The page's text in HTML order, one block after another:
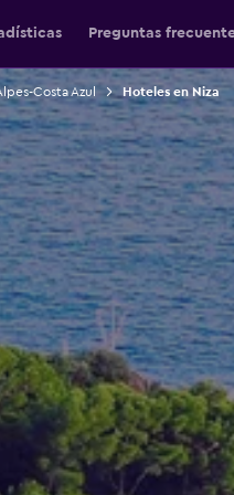
Preguntas
Costa Azul Hoteles en Niza